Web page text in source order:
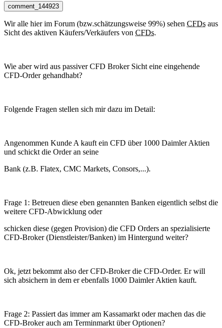
comment_144923
Wir alle hier im Forum (bzw.schätzungsweise 99%) sehen CFDs aus
Sicht des aktiven Käufers/Verkäufers von CFDs.
Wie aber wird aus passiver CFD Broker Sicht eine eingehende
CFD-Order gehandhabt?
Folgende Fragen stellen sich mir dazu im Detail:
Angenommen Kunde A kauft ein CFD über 1000 Daimler Aktien
und schickt die Order an seine
Bank (z.B. Flatex, CMC Markets, Consors,...).
Frage 1: Betreuen diese eben genannten Banken eigentlich selbst die
weitere CFD-Abwicklung oder
schicken diese (gegen Provision) die CFD Orders an spezialisierte
CFD-Broker (Dienstleister/Banken) im Hintergund weiter?
Ok, jetzt bekommt also der CFD-Broker die CFD-Order. Er will
sich absichern in dem er ebenfalls 1000 Daimler Aktien kauft.
Frage 2: Passiert das immer am Kassamarkt oder machen das die
CFD-Broker auch am Terminmarkt über Optionen?